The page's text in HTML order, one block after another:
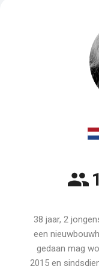
38 jaar, 2
een
gedaan mag
2015 en